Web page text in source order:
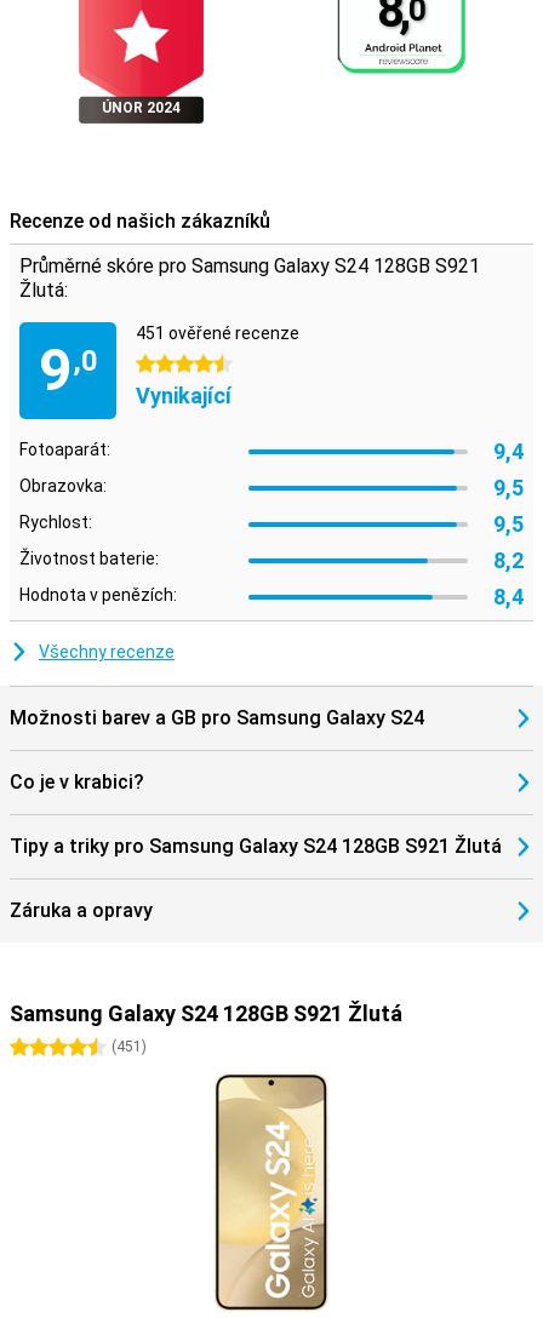
ÚNOR 2024
0
Recenze od našich zákazníků
Průměrné skóre pro Samsung Galaxy S24 128GB S921
Žlutá:
9,0
451 ověřené recenze
4.5 hvězdičky
Vynikající
Fotoaparát: 9,4
Obrazovka: 9,5
Rychlost: 9,5
Životnost baterie: 8,2
Hodnota v penězích: 8,4
Všechny recenze
Možnosti barev a GB pro Samsung Galaxy S24
Co je v krabici?
Tipy a triky pro Samsung Galaxy S24 128GB S921 Žlutá
Záruka a opravy
Samsung Galaxy S24 128GB S921 Žlutá
4.5 hvězdičky
(451 )